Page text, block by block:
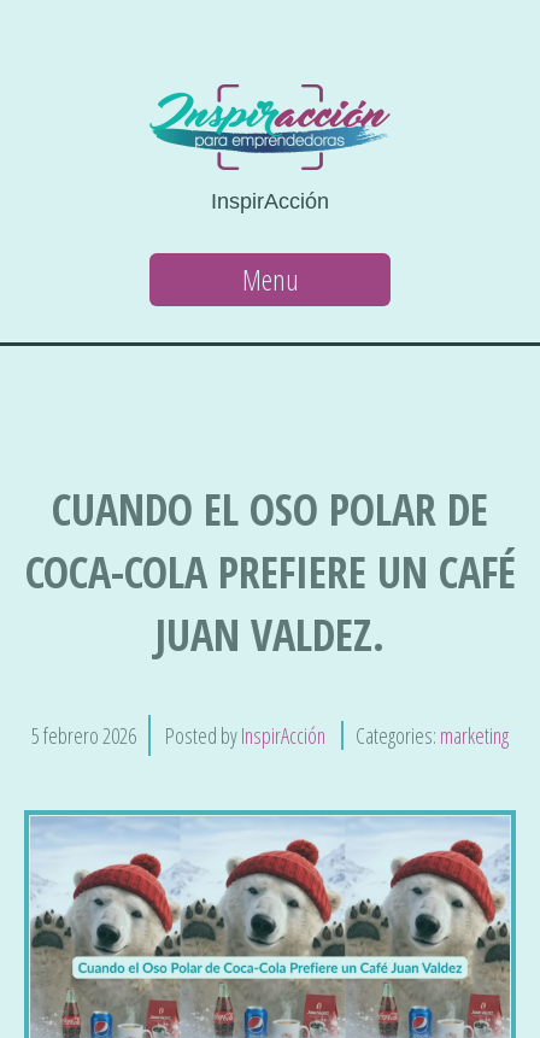
InspirAcción
Menu
CUANDO EL OSO POLAR DE
COCA-COLA PREFIERE UN CAFÉ
JUAN VALDEZ.
5febrero2026 Posted byInspirAcción Categories: marketing